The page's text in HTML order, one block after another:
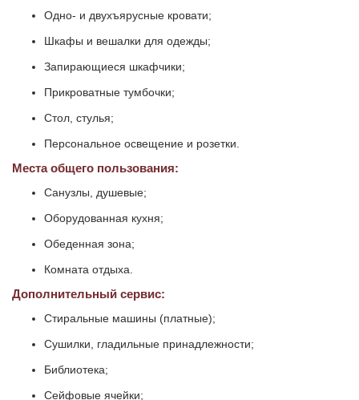
Одно- и двухъярусные кровати;
Шкафы и вешалки для одежды;
Запирающиеся шкафчики;
Прикроватные тумбочки;
Стол, стулья;
Персональное освещение и розетки.
Места общего пользования:
Санузлы, душевые;
Оборудованная кухня;
Обеденная зона;
Комната отдыха.
Дополнительный сервис:
Стиральные машины (платные);
Сушилки, гладильные принадлежности;
Библиотека;
Сейфовые ячейки;